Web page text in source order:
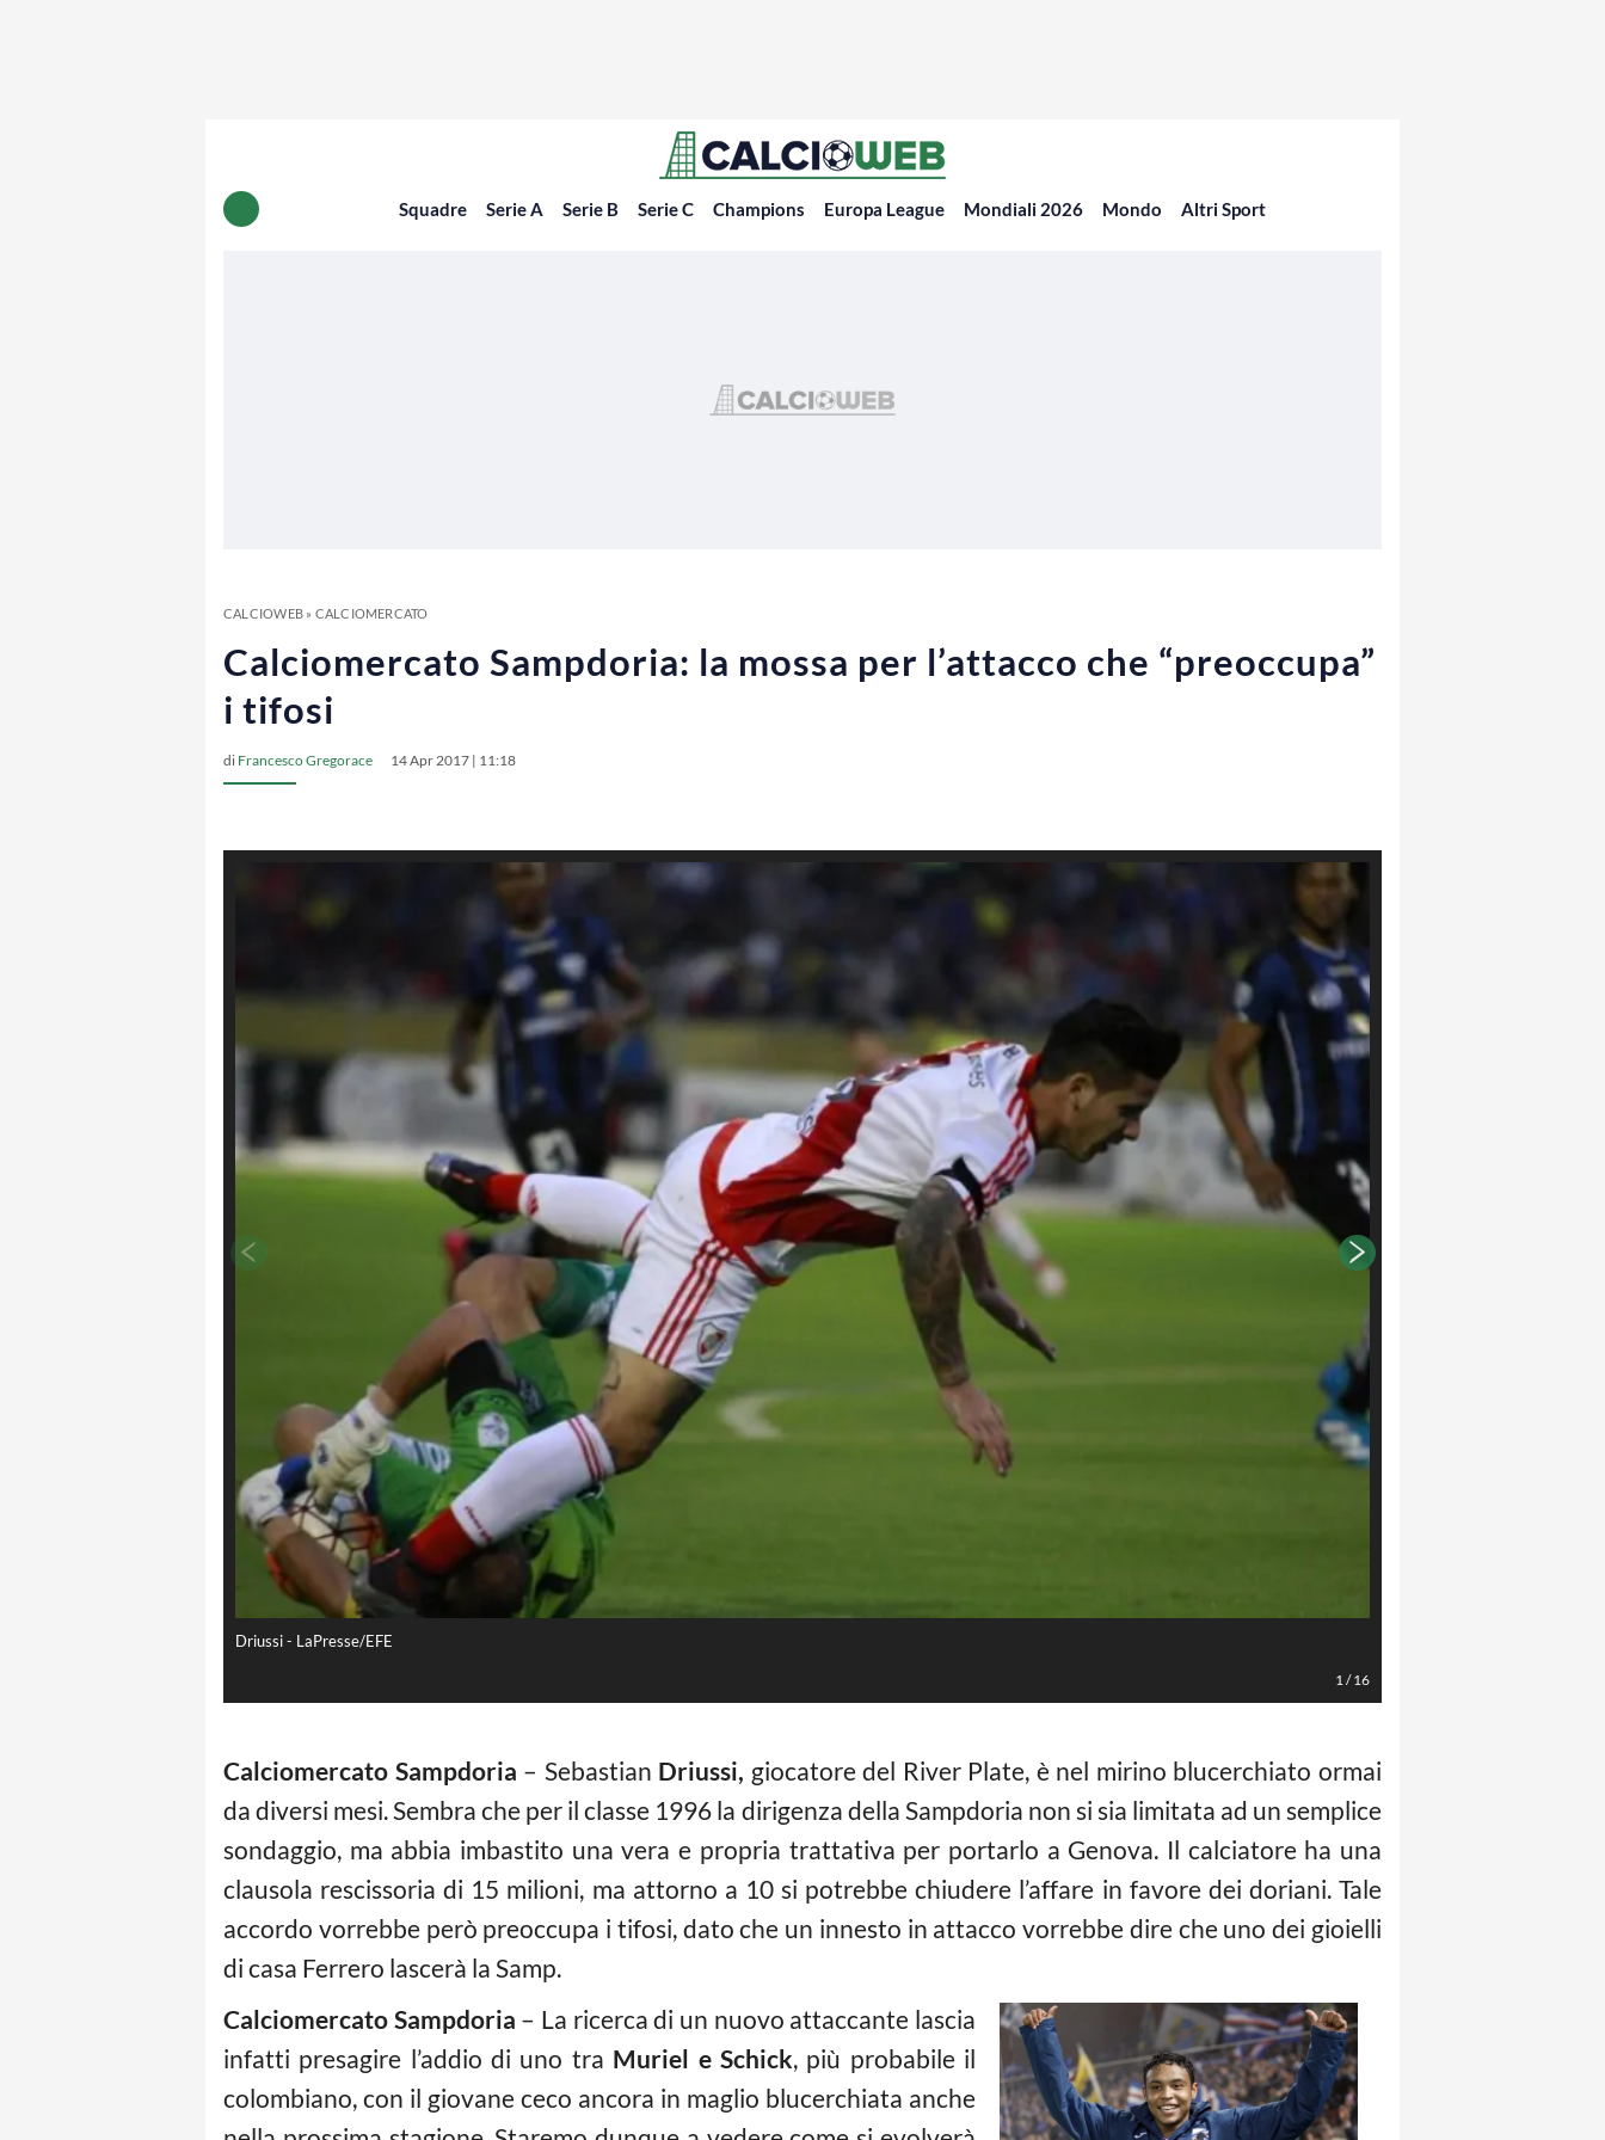
Squadre Serie A Serie B Serie C Champions Europa League Mondiali 2026 Mondo Altri Sport
CALCIOWEB» CALCIOMERCATO
Calciomercato Sampdoria: la mossa per l’attacco che “preoccupa”
i tifosi
di Francesco Gregorace 14 Apr 2017 | 11:18
Driussi - LaPresse/EFE
1/16
Calciomercato Sampdoria – Sebastian Driussi, giocatore del River Plate, è nel mirino blucerchiato ormai
da diversi mesi. Sembra che per il classe 1996 la dirigenza della Sampdoria non si sia limitata ad un semplice
sondaggio, ma abbia imbastito una vera e propria trattativa per portarlo a Genova. Il calciatore ha una
clausola rescissoria di 15 milioni, ma attorno a 10 si potrebbe chiudere l’affare in favore dei doriani. Tale
accordo vorrebbe però preoccupa i tifosi, dato che un innesto in attacco vorrebbe dire che uno dei gioielli
di casa Ferrero lascerà la Samp.
Calciomercato Sampdoria – La ricerca di un nuovo attaccante lascia
infatti presagire l’addio di uno tra Muriel e Schick, più probabile il
colombiano, con il giovane ceco ancora in maglio blucerchiata anche